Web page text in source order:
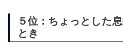
５位：ちょっとした
とき